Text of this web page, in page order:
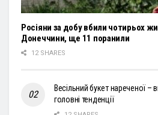
Росіяни за добу вбили чотирьох
Донеччини, ще 11 поранили
12 SHARES
Весільний букет нареченої –
головні тенденції